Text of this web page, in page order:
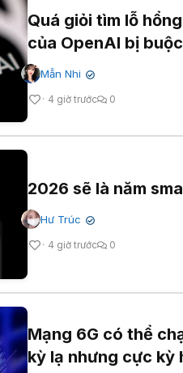
Quá giỏi tìm lỗ
của OpenAI bị
Mẫn Nhi ✔
4 giờ trước 0
2026 sẽ là năm
Hư Trúc ✔
4 giờ trước 0
Mạng 6G có thể
kỳ lạ nhưng cực kỳ